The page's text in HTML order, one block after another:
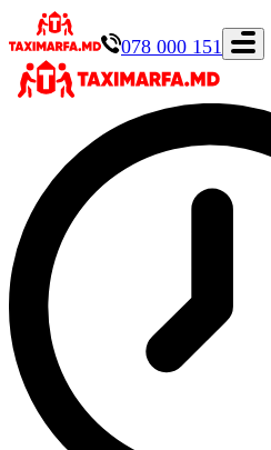
078 000 151